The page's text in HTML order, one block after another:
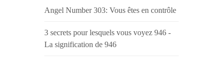
Angel Number 303: Vous êtes en contrôle
3 secrets pour lesquels vous voyez 946 -
La signification de 946